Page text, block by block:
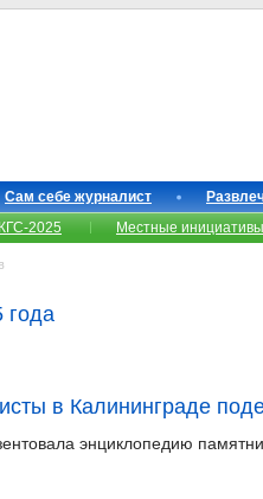
Сам себе журналист
2025 Местные инициативы
года
в Калининграде
энциклопедию